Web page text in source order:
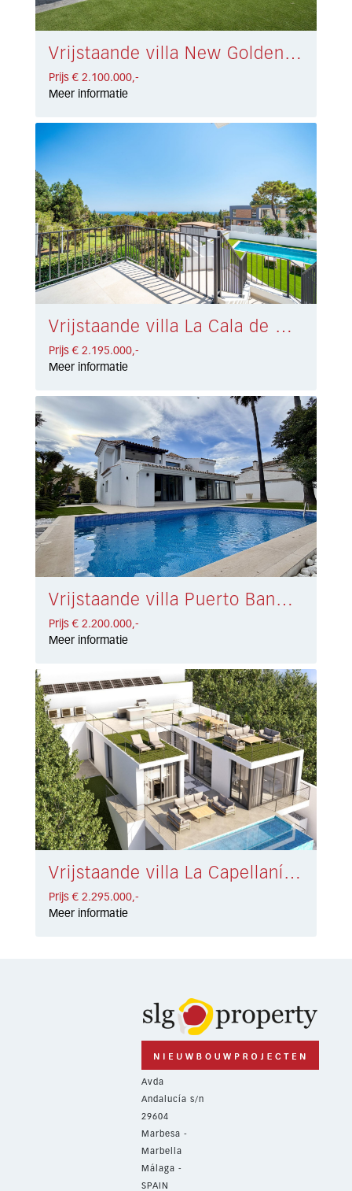
Vrijstaande villa New Golden Mile € 2.100.000,-
Prijs € 2.100.000,-
Meer informatie
Vrijstaande villa La Cala de Mijas € 2.195.000,-
Prijs € 2.195.000,-
Meer informatie
Vrijstaande villa Puerto Banús € 2.200.000,-
Prijs € 2.200.000,-
Meer informatie
Vrijstaande villa La Capellanía € 2.295.000,-
Prijs € 2.295.000,-
Meer informatie
Avda
Andalucía s/n
29604
Marbesa -
Marbella
Málaga -
SPAIN